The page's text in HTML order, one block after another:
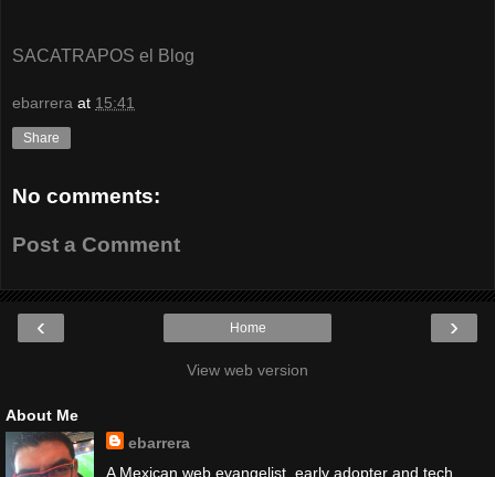
SACATRAPOS el Blog
ebarrera at 15:41
Share
No comments:
Post a Comment
‹ ›
Home
View web version
About Me
ebarrera
A Mexican web evangelist, early adopter and tech